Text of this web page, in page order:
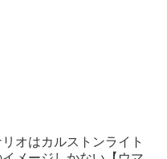
オはカルストンライト